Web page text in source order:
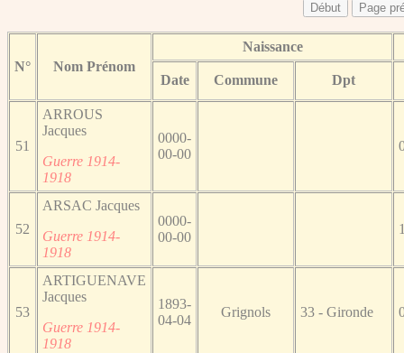
N° Nom Prénom
Naissance
Date Commune Dpt
51
ARROUS
Jacques
Guerre 1914-
1918
0000-
00-00
52
ARSAC Jacques
Guerre 1914-
1918
0000-
00-00
53
ARTIGUENAVE
Jacques
Guerre 1914-
1918
1893-
04-04
Grignols 33 - Gironde